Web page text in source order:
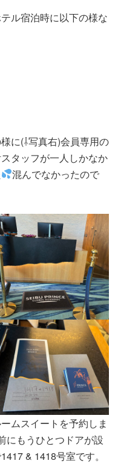
ル宿泊時に以下の様な
に(⇩写真右)会員専用の
タッフが一人しかなか
混んでなかったので
ムスイートを予約しま
にもうひとつドアが設
& 1418号室です。